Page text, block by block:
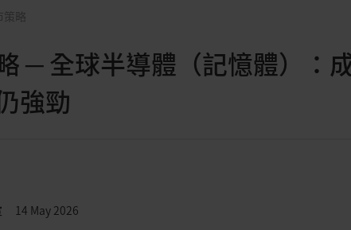
策略
─ 全球半導體（記憶體）：
強勁
14 May 2026